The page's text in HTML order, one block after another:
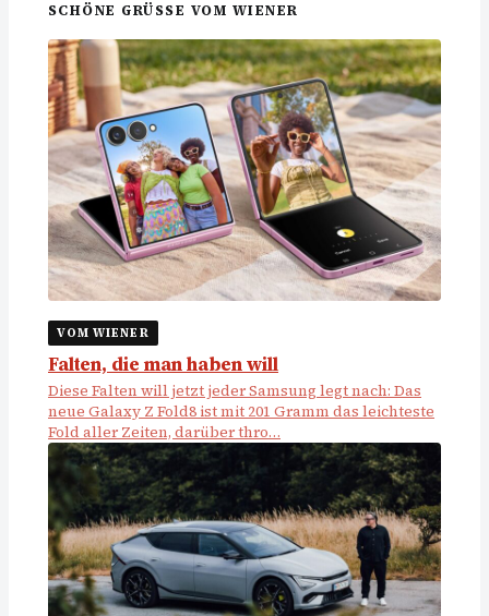
SCHÖNE GRÜSSE VOM WIENER
VOM WIENER
Falten, die man haben will
Diese Falten will jetzt jeder Samsung legt nach: Das
neue Galaxy Z Fold8 ist mit 201 Gramm das leichteste
Fold aller Zeiten, darüber thro…